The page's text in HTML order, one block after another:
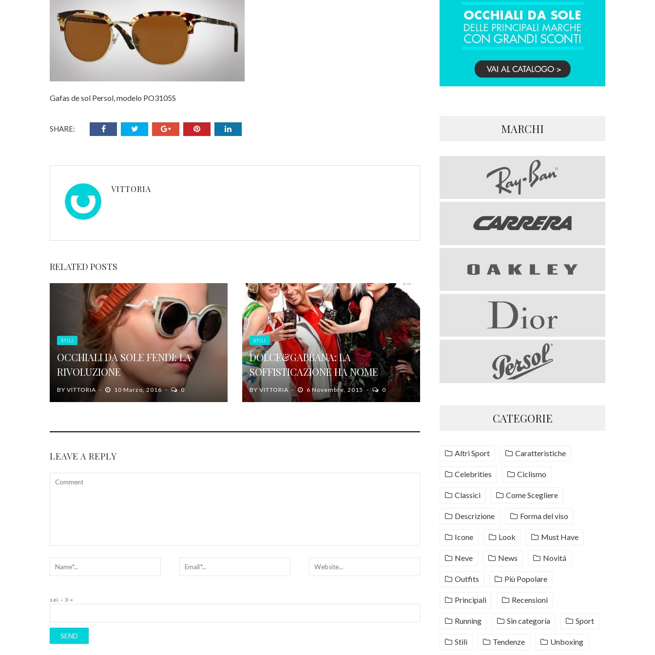
Gafas de sol Persol, modelo PO3105S
SHARE:
VITTORIA
RELATED POSTS
STILI
OCCHIALI DA SOLE FENDI: LA
RIVOLUZIONE
BY VITTORIA 10 Marzo, 2016 0
STILI
DOLCE&GABBANA: LA
SOFFISTICAZIONE HA NOME
BYVITTORIA 6 Novembre, 2015 0
LEAVE A REPLY
sei − 3 =
MARCHI
CATEGORIE
Altri Sport Caratteristiche
Celebrities Ciclismo
Classici Come Scegliere
Descrizione Forma del viso
Icone Look Must Have
Neve News Novitá
Outfits Più Popolare
Principali Recensioni
Running Sin categoría Sport
Stili Tendenze Unboxing